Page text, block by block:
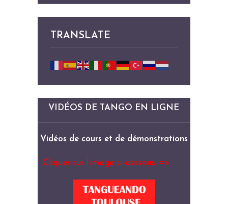
TRANSLATE
VIDÉOS DE TANGO EN LIGNE
Vidéos de cours et de démonstrations
Cliquer sur l’image ci-dessous =>